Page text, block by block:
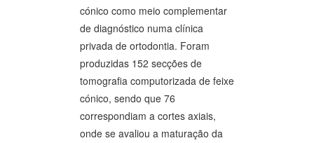
cónico como meio complementar
de diagnóstico numa clínica
privada de ortodontia. Foram
produzidas 152 secções de
tomografia computorizada de feixe
cónico, sendo que 76
correspondiam a cortes axiais,
onde se avaliou a maturação da